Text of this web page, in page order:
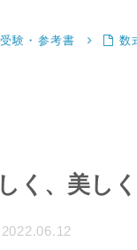
験・参考書 数
く、美し
2022.06.12